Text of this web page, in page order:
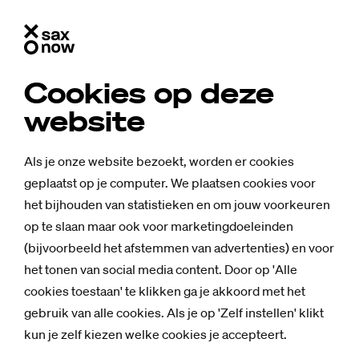
Cookies op deze
website
Als je onze website bezoekt, worden er cookies
geplaatst op je computer. We plaatsen cookies voor
het bijhouden van statistieken en om jouw voorkeuren
op te slaan maar ook voor marketingdoeleinden
(bijvoorbeeld het afstemmen van advertenties) en voor
het tonen van social media content. Door op 'Alle
cookies toestaan' te klikken ga je akkoord met het
gebruik van alle cookies. Als je op 'Zelf instellen' klikt
kun je zelf kiezen welke cookies je accepteert.